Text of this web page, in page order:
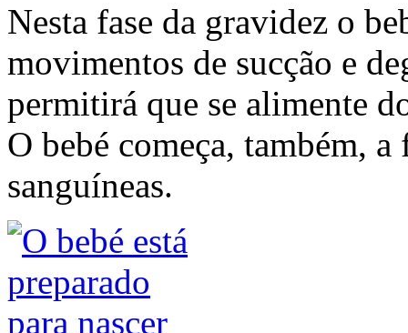
Nesta fase da gravidez o
movimentos de sucção e
permitirá que se alimente
O bebé começa, também,
sanguíneas.